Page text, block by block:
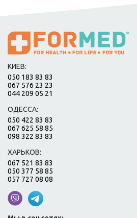
КИЕВ:
050 183 83 83
067 576 23 23
044 209 05 21
ОДЕССА:
050 422 83 83
067 625 58 85
098 322 83 83
ХАРЬКОВ:
067 521 83 83
050 377 58 85
057 727 08 08